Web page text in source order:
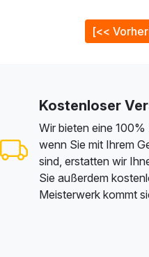
[<<
Kostenloser
Wir bieten eine
wenn Sie mit Ihrem
sind, erstatten wir
Sie außerdem
Meisterwerk kommt